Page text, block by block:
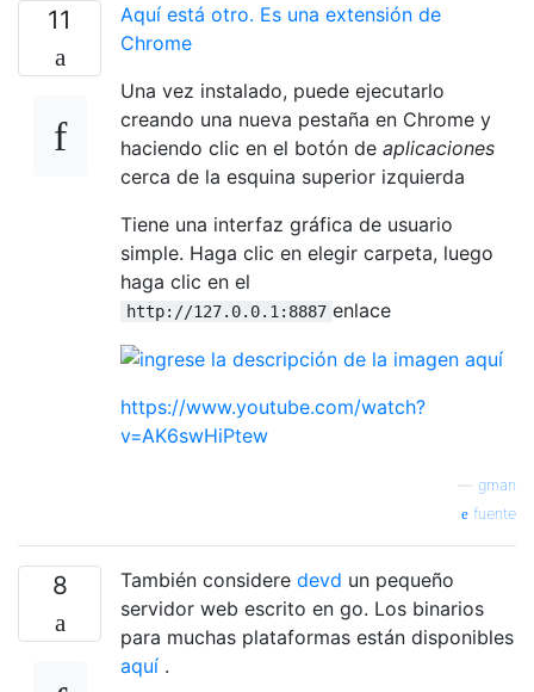
11
Aquí está otro. Es una extensión de
Chrome
Una vez instalado, puede ejecutarlo
creando una nueva pestaña en Chrome y
haciendo clic en el botón de aplicaciones
cerca de la esquina superior izquierda
Tiene una interfaz gráfica de usuario
simple. Haga clic en elegir carpeta, luego
haga clic en el
http://127.0.0.1:8887 enlace
https://www.youtube.com/watch?
v=AK6swHiPtew
gman
fuente
8 También considere devd un pequeño
servidor web escrito en go. Los binarios
para muchas plataformas están disponibles
aquí .